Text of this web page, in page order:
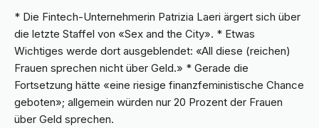
* Die Fintech-Unternehmerin Patrizia Laeri ärgert sich über
die letzte Staffel von «Sex and the City». * Etwas
Wichtiges werde dort ausgeblendet: «All diese (reichen)
Frauen sprechen nicht über Geld.» * Gerade die
Fortsetzung hätte «eine riesige finanzfeministische Chance
geboten»; allgemein würden nur 20 Prozent der Frauen
über Geld sprechen.